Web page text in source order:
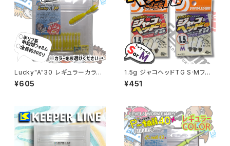
Lucky"A"30 レギュラーカラー
各色
¥605
1.5g ジャコヘッドTG S·Mフッ
ク 【ジャングルジム】
¥451